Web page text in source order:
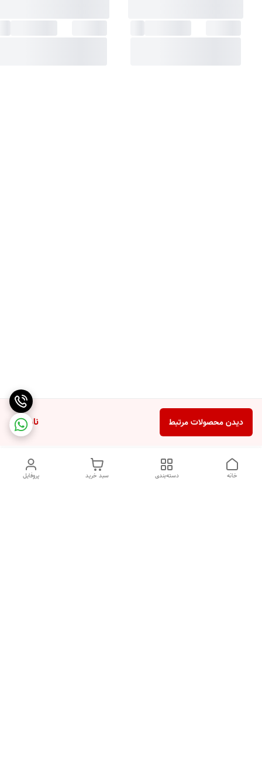
ناموجود دیدن محصولات مرتبط
پروفایل سبد خرید دسته‌بندی خانه